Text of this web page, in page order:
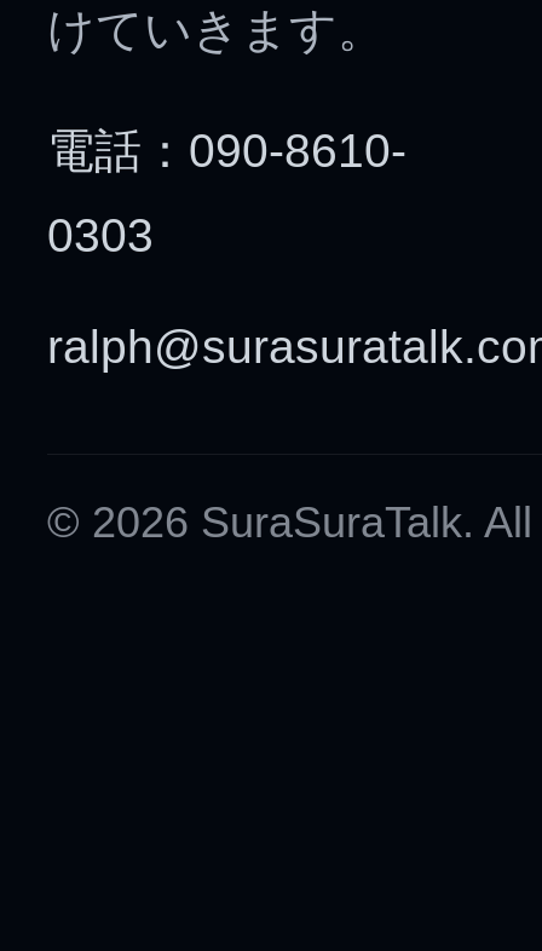
けていきます。
電話：090-8610-
0303
© 2026 SuraSuraTalk.